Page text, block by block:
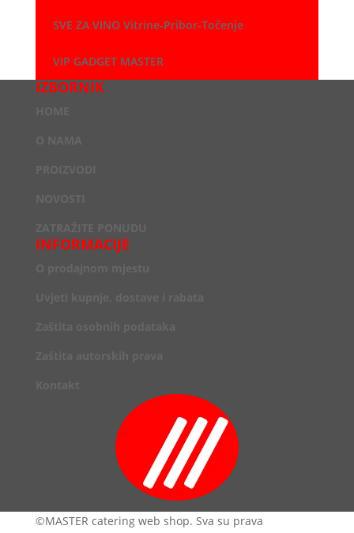
SVE ZA VINO Vitrine-Pribor-Točenje
VIP GADGET MASTER
IZBORNIK
INFORMACIJE
©MASTER catering web shop. Sva su prava